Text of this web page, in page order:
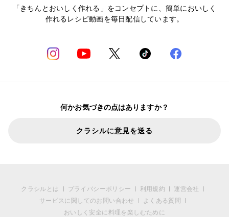
「きちんとおいしく作れる」をコンセプトに、簡単においしく
作れるレシピ動画を毎日配信しています。
何かお気づきの点はありますか？
クラシルに意見を送る
クラシルとは プライバシーポリシー 利用規約
運営会社
サービスに関してのお問い合わせ
よくある質問
おいしく安全に料理を楽しむために